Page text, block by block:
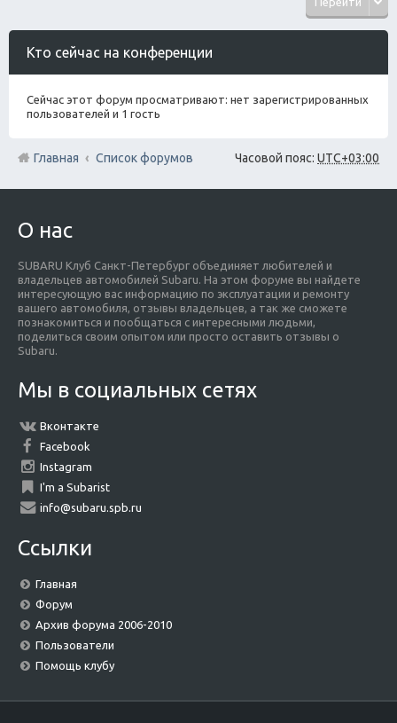
Кто сейчас на конференции
Сейчас этот форум просматривают: нет зарегистрированных
пользователей и 1 гость
Часовой пояс: UTC+03:00
Главная Список форумов
О нас
SUBARU Клуб Санкт-Петербург объединяет любителей и
владельцев автомобилей Subaru. На этом форуме вы найдете
интересующую вас информацию по эксплуатации и ремонту
вашего автомобиля, отзывы владельцев, а так же сможете
познакомиться и пообщаться с интересными людьми,
поделиться своим опытом или просто оставить отзывы о
Subaru.
Мы в социальных сетях
Вконтакте
Facebook
Instagram
I'm a Subarist
info@subaru.spb.ru
Ссылки
Главная
Форум
Архив форума 2006-2010
Пользователи
Помощь клубу